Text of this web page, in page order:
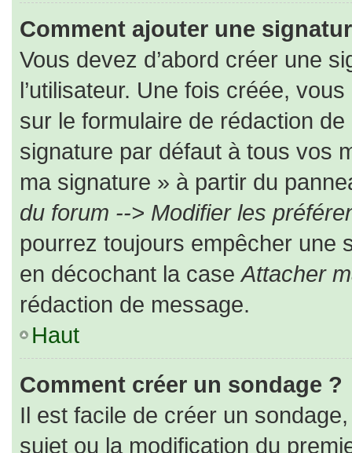
Comment ajouter une
Vous devez d’abord créer une
l’utilisateur. Une fois créée,
sur le formulaire de rédaction
signature par défaut à tous vos
ma signature » à partir du
du forum --> Modifier les
pourrez toujours empêcher une
en décochant la caseAttacher
rédaction de message.
Haut
Comment créer un sondage ?
Il est facile de créer un
sujet ou la modification du